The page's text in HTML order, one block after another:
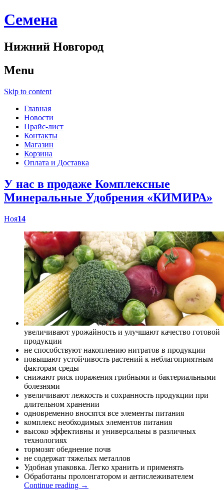
Cемена
Нижний Новгород
Menu
Skip to content
Главная
Новости
Прайс-лист
Контакты
Магазин
Корзина
Оплата и Доставка
У нас в продаже Комплексные
Минеральные Удобрения «КИМИРА»
Ноя14
увеличивают урожайность и улучшают качество готовой
продукции
не способствуют накоплению нитратов в продукции
повышают устойчивость растений к неблагоприятным
факторам среды
снижают риск поражения грибными и бактериальными
болезнями
увеличивают лежкость и сохранность продукции при
длительном хранении
одновременно вносятся все элементы питания
комплекс необходимых элементов питания
высоко эффективны и универсальны в различных
технологиях
тормозят обеднение почв
не содержат тяжелых металлов
Удобная упаковка. Легко хранить и применять
Обработаны пролонгатором и антислеживателем
Continue reading →